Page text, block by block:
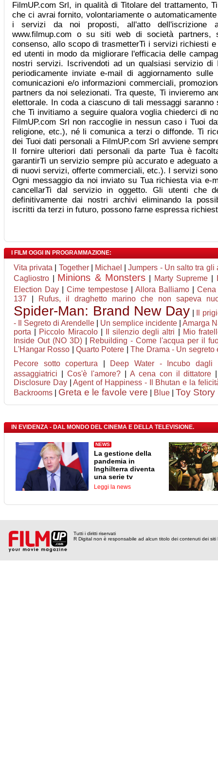
FilmUP.com Srl, in qualità di Titolare del trattamento,
che ci avrai fornito, volontariamente o
i servizi da noi proposti, all'atto
www.filmup.com o su siti web di società partners,
consenso, allo scopo di trasmetterTi i servizi richiesti
ed utenti in modo da migliorare l'efficacia delle
nostri servizi. Iscrivendoti ad un qualsiasi servizio di
periodicamente inviate e-mail di aggiornamento
comunicazioni e/o informazioni commerciali,
partners da noi selezionati. Tra queste, Ti invieremo
elettorale. In coda a ciascuno di tali messaggi
che Ti invitiamo a seguire qualora voglia chiederci di
FilmUP.com Srl non raccoglie in nessun caso i Tuoi
religione, etc.), né li comunica a terzi o diffonde. Ti
dei Tuoi dati personali a FilmUP.com Srl avviene
Il fornire ulteriori dati personali da parte Tua è
garantirTi un servizio sempre più accurato e adeguato
di nuovi servizi, offerte commerciali, etc.). I servizi
Ogni messaggio da noi inviato su Tua richiesta via e-
cancellarTi dal servizio in oggetto. Gli utenti che
definitivamente dai nostri archivi eliminando la
iscritti da terzi in futuro, possono farne espressa
I FILM OGGI IN PROGRAMMAZIONE:
Vita privata Together| Michael |Jumpers - Un salto tra gli
Cagliostro
Minions & Monsters Marty Supreme
Election Day
Cime tempestose Allora Balliamo
137
Rufus, il draghetto marino che non sapeva
Spider-Man: Brand New Day
Il
- Il Segreto di Arendelle
Un semplice incidente
Amarga
porta
Piccolo Miracolo| Il silenzio degli altri
Mio
Inside Out (NO 3D)| Rebuilding - Come l'acqua per il
L'Hangar Rosso |Quarto Potere |The Drama - Un segreto
Pecore sotto copertura
Deep Water - Incubo dagli
assaggiatrici
Cos'è l'amore?| A cena con il dittatore
Disclosure Day|Agent of Happiness - Il Bhutan e la
Backrooms
Greta e le favole vere Blue Toy Story
IN EVIDENZA - DAL MONDO DEL CINEMA E DELLA TELEVISIONE.
NEWS
La gestione della
pandemia in
Inghilterra diventa
una serie tv
Leggi la news
Tutti i diritti riservati
R Digital non è responsabile ad alcun titolo dei contenuti dei siti